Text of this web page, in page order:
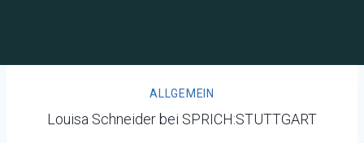
ALLGEMEIN
Louisa Schneider bei SPRICH:STUTTGART